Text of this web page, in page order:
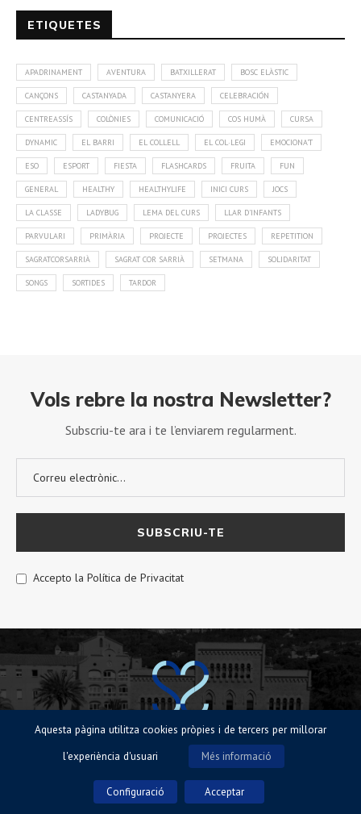
ETIQUETES
APADRINAMENT AVENTURA BATXILLERAT BOSC ELÀSTIC
CANÇONS CASTANYADA CASTANYERA CELEBRACIÓN
CENTREASSÍS COLÒNIES COMUNICACIÓ COS HUMÀ CURSA
DYNAMIC EL BARRI EL COLLELL EL COL·LEGI EMOCIONA'T
ESO ESPORT FIESTA FLASHCARDS FRUITA FUN
GENERAL HEALTHY HEALTHYLIFE INICI CURS JOCS
LA CLASSE LADYBUG LEMA DEL CURS LLAR D'INFANTS
PARVULARI PRIMÀRIA PROJECTE PROJECTES REPETITION
SAGRATCORSARRIÀ SAGRAT COR SARRIÀ SETMANA SOLIDARITAT
SONGS SORTIDES TARDOR
Vols rebre la nostra Newsletter?
Subscriu-te ara i te l’enviarem regularment.
Accepto la Política de Privacitat
© Sagrat Cor de Sarrià 2023 | Avisos legals | Política de Cookies
de privacitat
Aquesta pàgina utilitza cookies pròpies i de tercers per millorar
l'experiència d'usuari
Més informació
Configuració Acceptar